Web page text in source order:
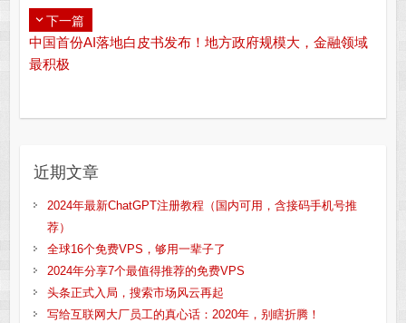
下一篇
中国首份AI落地白皮书发布！地方政府规模大，金融领域
最积极
近期文章
2024年最新ChatGPT注册教程（国内可用，含接码手机号推
荐）
全球16个免费VPS，够用一辈子了
2024年分享7个最值得推荐的免费VPS
头条正式入局，搜索市场风云再起
写给互联网大厂员工的真心话：2020年，别瞎折腾！